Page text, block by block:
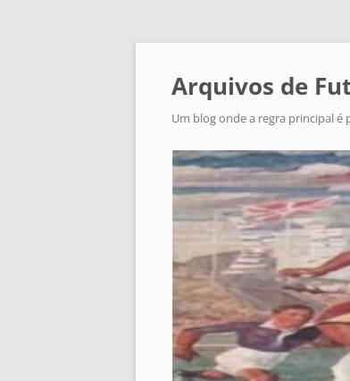
Arquivos de
Um blog onde a regra principal